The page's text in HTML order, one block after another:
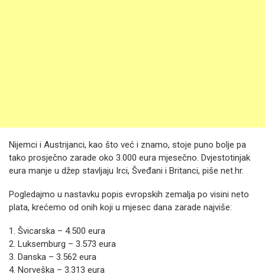
Nijemci i Austrijanci, kao što već i znamo, stoje puno bolje pa
tako prosječno zarade oko 3.000 eura mjesečno. Dvjestotinjak
eura manje u džep stavljaju Irci, Šveđani i Britanci, piše net.hr.
Pogledajmo u nastavku popis evropskih zemalja po visini neto
plata, krećemo od onih koji u mjesec dana zarade najviše:
1. Švicarska – 4.500 eura
2. Luksemburg – 3.573 eura
3. Danska – 3.562 eura
4. Norveška – 3.313 eura